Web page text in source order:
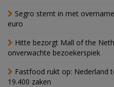
Segro stemt in met
euro
Hitte bezorgt Mall of the
onverwachte bezoekerspiek
Fastfood rukt op: Nederland
19.400 zaken